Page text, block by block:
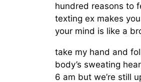
hundred reasons to
texting ex makes
your mind is like a
take my hand and
body’s sweating
6 am but we’re still